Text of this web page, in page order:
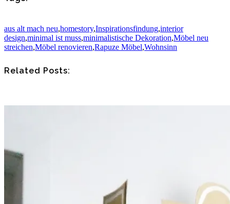
aus alt mach neu,homestory,Inspirationsfindung,interior
design,minimal ist muss,minimalistische Dekoration,Möbel neu
streichen,Möbel renovieren,Rapuze Möbel,Wohnsinn
Related Posts: